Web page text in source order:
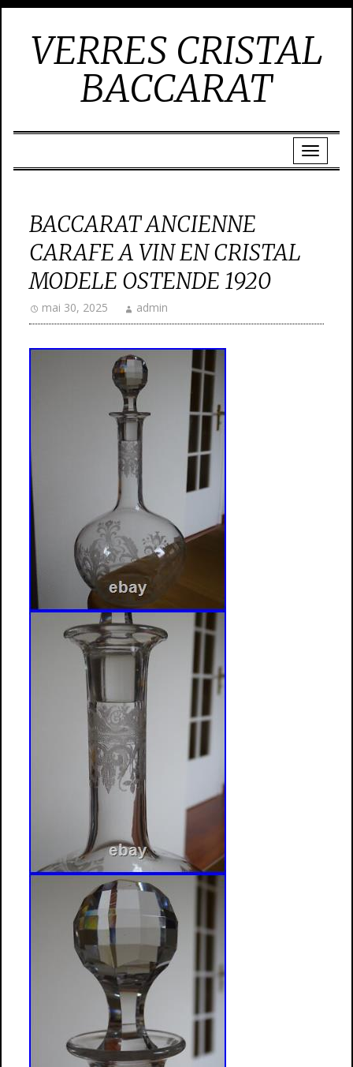
VERRES CRISTAL
BACCARAT
BACCARAT ANCIENNE
CARAFE A VIN EN CRISTAL
MODELE OSTENDE 1920
mai 30, 2025 admin